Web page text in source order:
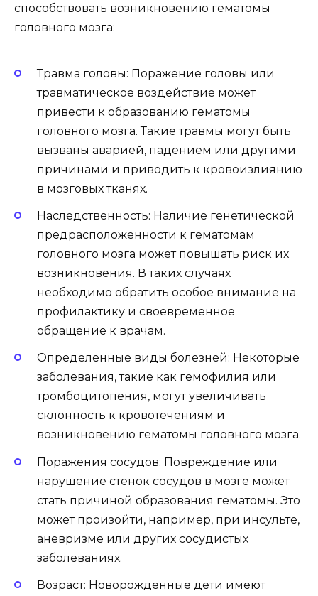
способствовать возникновению гематомы
головного мозга:
Травма головы: Поражение головы или
травматическое воздействие может
привести к образованию гематомы
головного мозга. Такие травмы могут быть
вызваны аварией, падением или другими
причинами и приводить к кровоизлиянию
в мозговых тканях.
Наследственность: Наличие генетической
предрасположенности к гематомам
головного мозга может повышать риск их
возникновения. В таких случаях
необходимо обратить особое внимание на
профилактику и своевременное
обращение к врачам.
Определенные виды болезней: Некоторые
заболевания, такие как гемофилия или
тромбоцитопения, могут увеличивать
склонность к кровотечениям и
возникновению гематомы головного мозга.
Поражения сосудов: Повреждение или
нарушение стенок сосудов в мозге может
стать причиной образования гематомы. Это
может произойти, например, при инсульте,
аневризме или других сосудистых
заболеваниях.
Возраст: Новорожденные дети имеют